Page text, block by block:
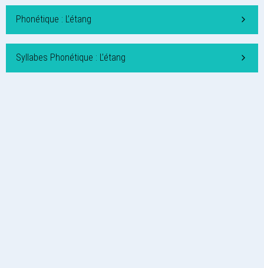
Phonétique : L’étang
Syllabes Phonétique : L’étang